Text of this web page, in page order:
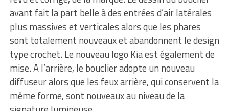
avant fait la part belle à des entrées d’air latérales
plus massives et verticales alors que les phares
sont totalement nouveaux et abandonnent le design
type crochet. Le nouveau logo Kia est également de
mise. A l’arrière, le bouclier adopte un nouveau
diffuseur alors que les feux arrière, qui conservent la
même forme, sont nouveaux au niveau de la